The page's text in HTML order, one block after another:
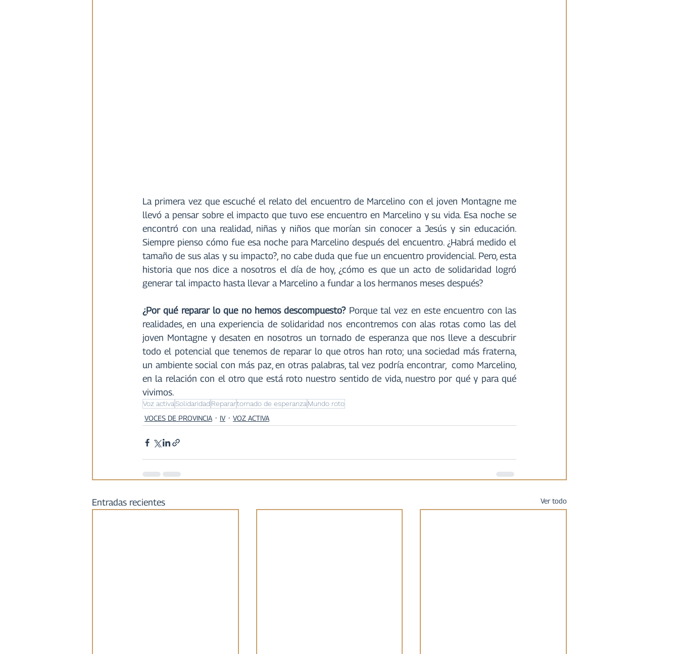
La primera vez que escuché el relato del encuentro de Marcelino con el joven Montagne me
llevó a pensar sobre el impacto que tuvo ese encuentro en Marcelino y su vida. Esa noche se
encontró con una realidad, niñas y niños que morían sin conocer a Jesús y sin educación.
Siempre pienso cómo fue esa noche para Marcelino después del encuentro. ¿Habrá medido el
tamaño de sus alas y su impacto?, no cabe duda que fue un encuentro providencial. Pero, esta
historia que nos dice a nosotros el día de hoy, ¿cómo es que un acto de solidaridad logró
generar tal impacto hasta llevar a Marcelino a fundar a los hermanos meses después?
¿Por qué reparar lo que no hemos descompuesto? Porque tal vez en este encuentro con las
realidades, en una experiencia de solidaridad nos encontremos con alas rotas como las del
joven Montagne y desaten en nosotros un tornado de esperanza que nos lleve a descubrir
todo el potencial que tenemos de reparar lo que otros han roto; una sociedad más fraterna,
un ambiente social con más paz, en otras palabras, tal vez podría encontrar,  como Marcelino,
en la relación con el otro que está roto nuestro sentido de vida, nuestro por qué y para qué
vivimos.
Voz activaSolidaridad Reparartornado de esperanzaMundo roto
VOCES DE PROVINCIA IV VOZ ACTIVA
Entradas recientes Ver todo